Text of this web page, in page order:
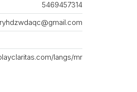
5469457314
ryhdzwdaqc@gmail.com
langs/mr